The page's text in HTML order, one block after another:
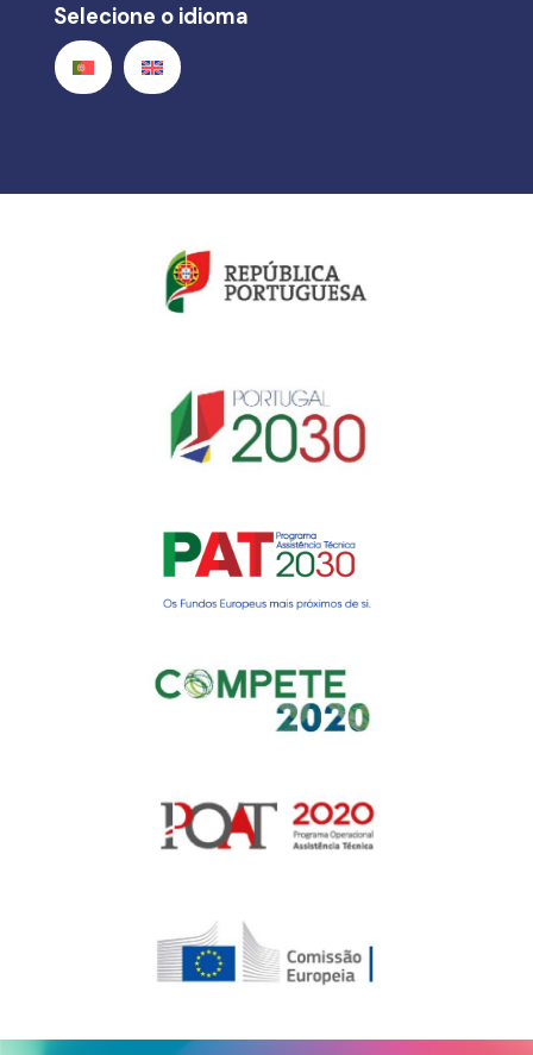
Para fornecer as melhores experiências, usamos tecnologias como
cookies para armazenar e/ou aceder a informações do dispositivo.
ou retirar o consentimento pode afetar negativamante certos recursos e
Selecione o idioma